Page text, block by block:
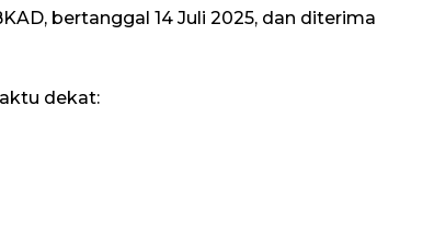
bertanggal 14 Juli 2025, dan diterima
dekat: